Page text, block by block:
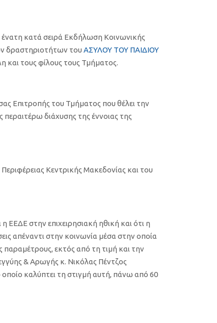
κατά σειρά Εκδήλωση Κοινωνικής
δραστηριοτήτων του ΑΣΥΛΟΥ ΤΟΥ ΠΑΙΔΙΟΥ
και τους φίλους τους Τμήματος.
Επιτροπής του Τμήματος που θέλει την
διάχυσης της έννοιας της
Κεντρικής Μακεδονίας και του
ΕΕΔΕ στην επιχειρησιακή ηθική και ότι η
απέναντι στην κοινωνία μέσα στην οποία
παραμέτρους, εκτός από τη τιμή και την
& Αρωγής κ. Νικόλας Πέντζος
καλύπτει τη στιγμή αυτή, πάνω από 60